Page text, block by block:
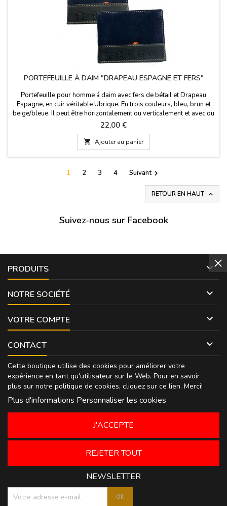
PORTEFEUILLE À DAIM "DRAPEAU ESPAGNE ET FERS"
Portefeuille pour homme á daim avec fers de bétail et Drapeau
Espagne, en cuir véritable Ubrique. En trois couleurs, bleu, brun et
beige/bleue. Il peut être horizontalement ou verticalement et avec ou
sans fermeture à bouton . Fabriqué en Espagne. Dimensions: 11cm x
8 cm zip vertical sans fermeture. 11cm x 8.5cm horizontalement
avec fermeture éclair.
Prix
22,00 €
 Ajouter au panier
1 2 3 4 Suivant
RETOUR EN HAUT 
Suivez-nous sur Facebook
PRODUITS 
NOTRE SOCIÉTÉ 
VOTRE COMPTE 
CONTACT 
Cette boutique utilise des cookies pour améliorer votre
expérience en tant qu'utilisateur sur le Web. Pour en savoir
plus sur notre politique de cookies, cliquez sur ce lien. Merci!
Plus d'informations Personnaliser les cookies
REJETER TOUT
J'ACCEPTE
NEWSLETTER